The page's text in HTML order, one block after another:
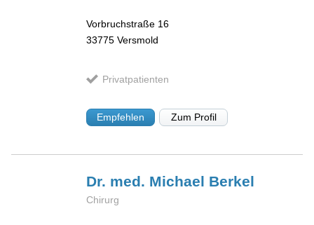
Vorbruchstraße 16
33775 Versmold
Privatpatienten
Empfehlen Zum Profil
Dr. med. Michael Berkel
Chirurg